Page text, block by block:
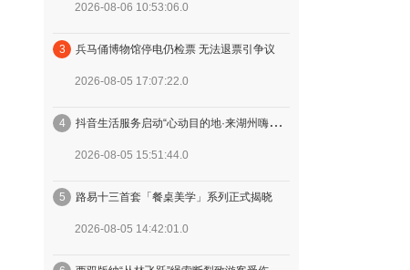
2026-08-06 10:53:06.0
3 兵马俑博物馆停电仍检票 无法退票引争议
2026-08-05 17:07:22.0
4 抖音生活服务启动“心动目的地·来湖州嗨一夏”活动，助力湖州暑期文旅消费
2026-08-05 15:51:44.0
5 路易十三首套「餐桌美学」系列正式揭晓
2026-08-05 14:42:01.0